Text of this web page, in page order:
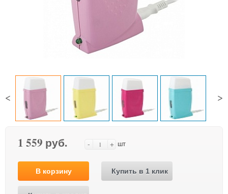
>
<
1 559 руб. - + шт
В корзину Купить в 1 клик